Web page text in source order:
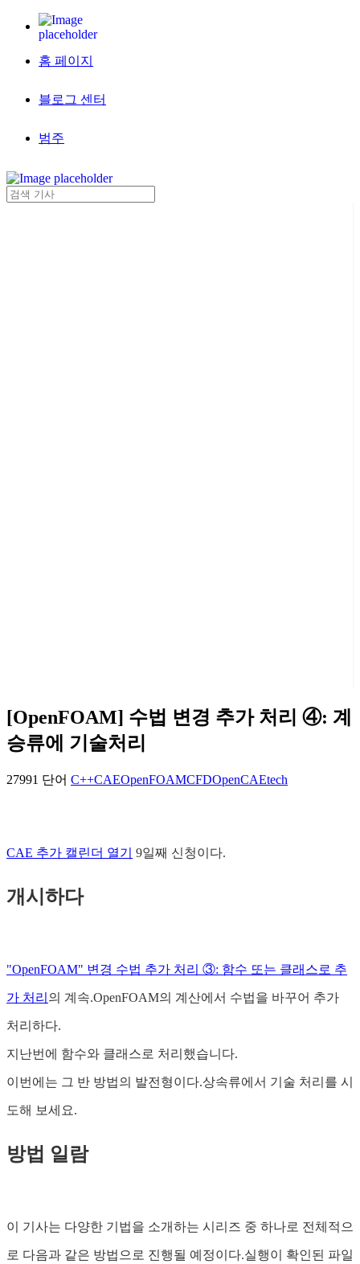
홈 페이지
블로그 센터
범주
[OpenFOAM] 수법 변경 추가 처리 ④: 계
승류에 기술처리
27991 단어 C++CAEOpenFOAMCFDOpenCAEtech
CAE 추가 캘린더 열기 9일째 신청이다.
개시하다
"OpenFOAM" 변경 수법 추가 처리 ③: 함수 또는 클래스로 추
가 처리 의 계속.OpenFOAM의 계산에서 수법을 바꾸어 추가
처리하다.
지난번에 함수와 클래스로 처리했습니다.
이번에는 그 반 방법의 발전형이다.상속류에서 기술 처리를 시
도해 보세요.
방법 일람
이 기사는 다양한 기법을 소개하는 시리즈 중 하나로 전체적으
로 다음과 같은 방법으로 진행될 예정이다.실행이 확인된 파일